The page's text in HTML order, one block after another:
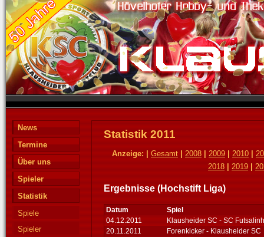
News
Termine
Über uns
Spieler
Statistik
Spiele
Spieler
Statistik 2011
Anzeige: | Gesamt 2008 2009 2010
2018
2019
Ergebnisse (Hochstift Liga)
Datum
Spiel
04.12.2011
Klausheider SC - SC
20.11.2011
Forenkicker - Klausheider SC